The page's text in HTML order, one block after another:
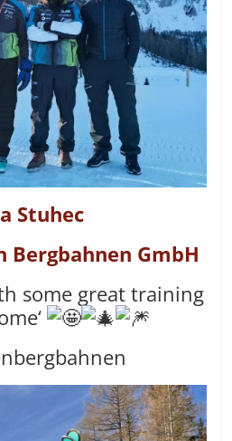
Stuhec
Bergbahnen GmbH
some great training